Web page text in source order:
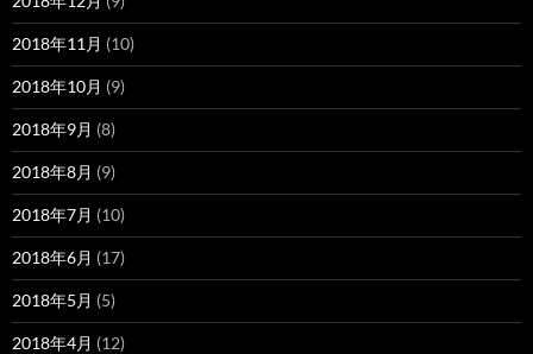
2018年11月 (10)
2018年10月 (9)
2018年9月 (8)
2018年8月 (9)
2018年7月 (10)
2018年6月 (17)
2018年5月 (5)
2018年4月 (12)